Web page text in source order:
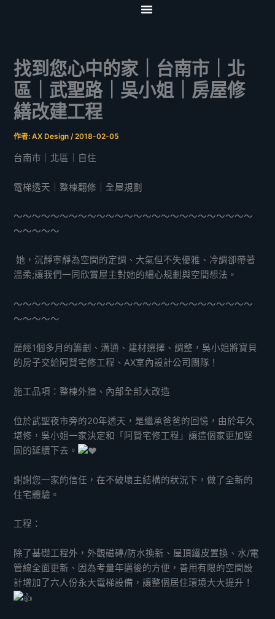
找到您心中的家｜台南市｜北
區｜武聖路｜吳小姐｜房屋修
繕改建工程
作者:AX Design /2018-02-05
台南市｜北區｜自住
電梯透天｜整棟翻修｜全屋規劃
～～～～～～～～～～～～～～～～～～～～～～～～～～
～～～～～
她，沉靜寧靜為空間的定調、大氣但不失優雅、冷調卻帶著
溫柔;讓我們一同欣賞屋主對她的細心規劃與空間想法。
～～～～～～～～～～～～～～～～～～～～～～～～～～
～～～～～
歷經1個多月的籌劃、溝通、建材選擇、調整，吳小姐將寶貝
的房子交給阿賢宅修工程、AX室內設計公司團隊！
施工品項：整棟外牆、內部全部大改造
位於武聖夜市旁的20年透天，是繼承爸爸的回憶，由於年久
堪修，吳小姐一家決定和「阿賢宅修工程」讓這個家更加堅
固的延續下去。
謝謝您一家的信任，在不破壞主結構的狀況下，做了全新的
住宅體驗。
工程：
除了基礎工程外，外觀磁磚/防水換新、屋頂鐵皮置換、水/電
管線全面更新、因為考量年邁後的方便，善用有限的空間設
計增加了六人份永大電梯設備，讓整個居住環境大大提升！